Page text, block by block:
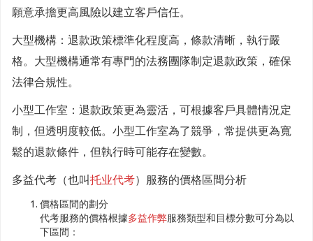
願意承擔更高風險以建立客戶信任。
大型機構：退款政策標準化程度高，條款清晰，執行嚴
格。大型機構通常有專門的法務團隊制定退款政策，確保
法律合規性。
小型工作室：退款政策更為靈活，可根據客戶具體情況定
制，但透明度較低。小型工作室為了競爭，常提供更為寬
鬆的退款條件，但執行時可能存在變數。
多益代考（也叫托业代考）服務的價格區間分析
價格區間的劃分
代考服務的價格根據多益作弊服務類型和目標分數可分為以
下區間：